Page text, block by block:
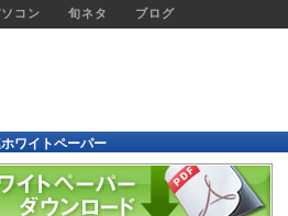
コン 旬ネタ ブログ
ワイトペーパー